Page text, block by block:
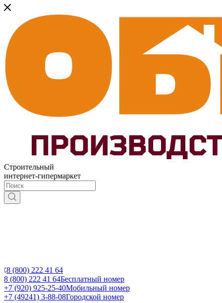
Строительный
интернет-гипермаркет
8 (800) 222 41 64
8 (800) 222 41 64Бесплатный номер
+7 (920) 925-25-40Мобильный номер
+7 (49241) 3-88-08Городской номер